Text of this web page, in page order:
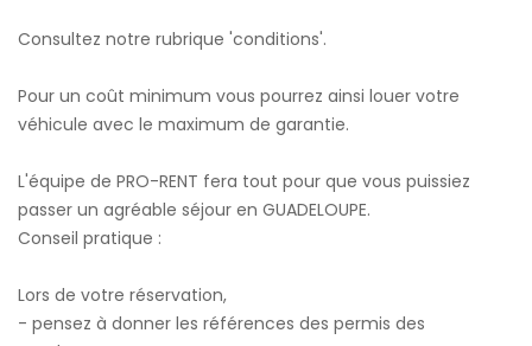
Consultez notre rubrique 'conditions'.
Pour un coût minimum vous pourrez ainsi louer votre
véhicule avec le maximum de garantie.
L'équipe de PRO-RENT fera tout pour que vous puissiez
passer un agréable séjour en GUADELOUPE.
Conseil pratique :
Lors de votre réservation,
- pensez à donner les références des permis des